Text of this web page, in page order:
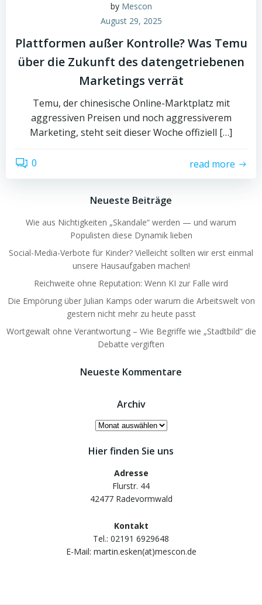
by Mescon
August 29, 2025
Plattformen außer Kontrolle? Was Temu
über die Zukunft des datengetriebenen
Marketings verrät
Temu, der chinesische Online-Marktplatz mit
aggressiven Preisen und noch aggressiverem
Marketing, steht seit dieser Woche offiziell […]
0 read more
Neueste Beiträge
Wie aus Nichtigkeiten „Skandale“ werden — und warum
Populisten diese Dynamik lieben
Social-Media-Verbote für Kinder? Vielleicht sollten wir erst einmal
unsere Hausaufgaben machen!
Reichweite ohne Reputation: Wenn KI zur Falle wird
Die Empörung über Julian Kamps oder warum die Arbeitswelt von
gestern nicht mehr zu heute passt
Wortgewalt ohne Verantwortung – Wie Begriffe wie „Stadtbild“ die
Debatte vergiften
Neueste Kommentare
Archiv
Archiv
Hier finden Sie uns
Adresse
Flurstr. 44
42477 Radevormwald
Kontakt
Tel.: 02191 6929648
E-Mail: martin.esken(at)mescon.de